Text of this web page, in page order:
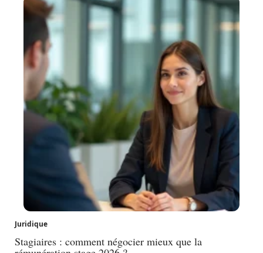
Juridique
Stagiaires : comment négocier mieux que la